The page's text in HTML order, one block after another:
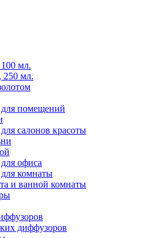
мл.
250 мл.
помещений
салонов красоты
офиса
комнаты
и ванной комнаты
диффузоров